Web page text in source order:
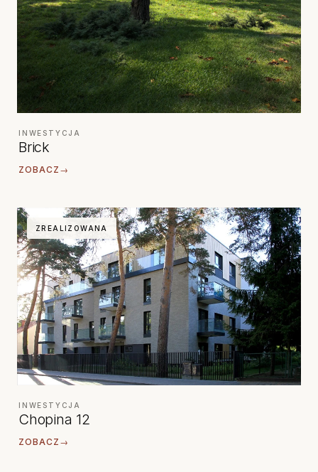
INWESTYCJA
Brick
ZOBACZ →
ZREALIZOWANA
INWESTYCJA
Chopina 12
ZOBACZ →